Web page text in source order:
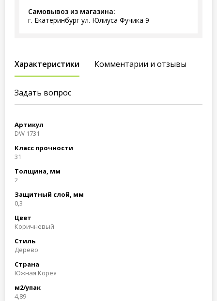
Самовывоз из магазина:
г. Екатеринбург ул. Юлиуса Фучика 9
Характеристики Комментарии и отзывы
Задать вопрос
Артикул
DW 1731
Класс прочности
31
Толщина, мм
2
Защитный слой, мм
0,3
Цвет
Коричневый
Стиль
Дерево
Страна
Южная Корея
м2/упак
4,89